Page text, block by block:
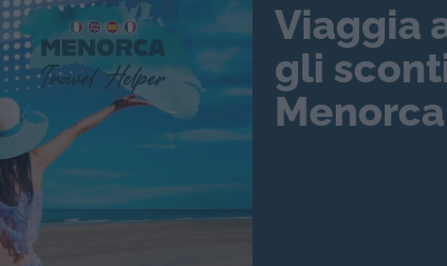
Viaggia
gli